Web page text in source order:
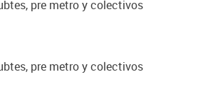
pre metro y colectivos
pre metro y colectivos